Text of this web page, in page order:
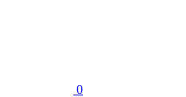
0